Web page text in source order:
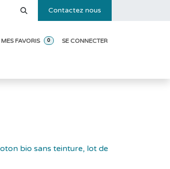
Contactez nous
0
MES FAVORIS SE CONNECTER
bio sans teinture, lot de